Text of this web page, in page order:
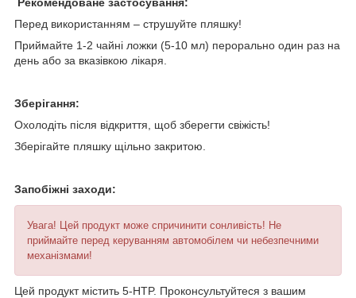
Перед використанням – струшуйте пляшку!
Приймайте 1-2 чайні ложки (5-10 мл) перорально один раз на
день або за вказівкою лікаря.
Зберігання:
Охолодіть після відкриття, щоб зберегти свіжість!
Зберігайте пляшку щільно закритою.
Запобіжні заходи:
Увага! Цей продукт може спричинити сонливість! Не
приймайте перед керуванням автомобілем чи небезпечними
механізмами!
Цей продукт містить 5-HTP. Проконсультуйтеся з вашим